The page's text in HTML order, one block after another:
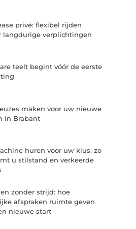
privé: flexibel rijden
langdurige verplichtingen
teelt begint vóór de eerste
maken voor uw nieuwe
in Brabant
huren voor uw klus: zo
u stilstand en verkeerde
zonder strijd: hoe
afspraken ruimte geven
nieuwe start